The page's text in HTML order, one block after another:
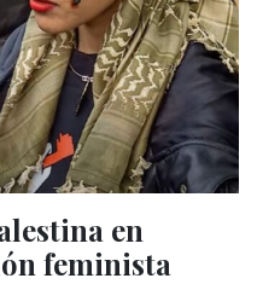
en
feminista